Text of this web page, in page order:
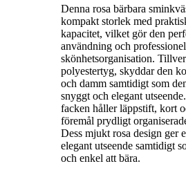
Denna rosa bärbara
kompakt storlek med
kapacitet, vilket gör den
användning och
skönhetsorganisation.
polyestertyg, skyddar den
och damm samtidigt som
snyggt och elegant
facken håller läppstift, kort
föremål prydligt
Dess mjukt rosa design ger
elegant utseende samtidigt
och enkel att bära.